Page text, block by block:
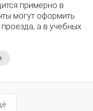
примерно в
могут оформить
а в учебных